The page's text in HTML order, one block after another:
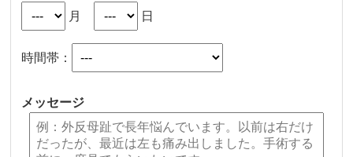
月
日
時間帯：
メッセージ